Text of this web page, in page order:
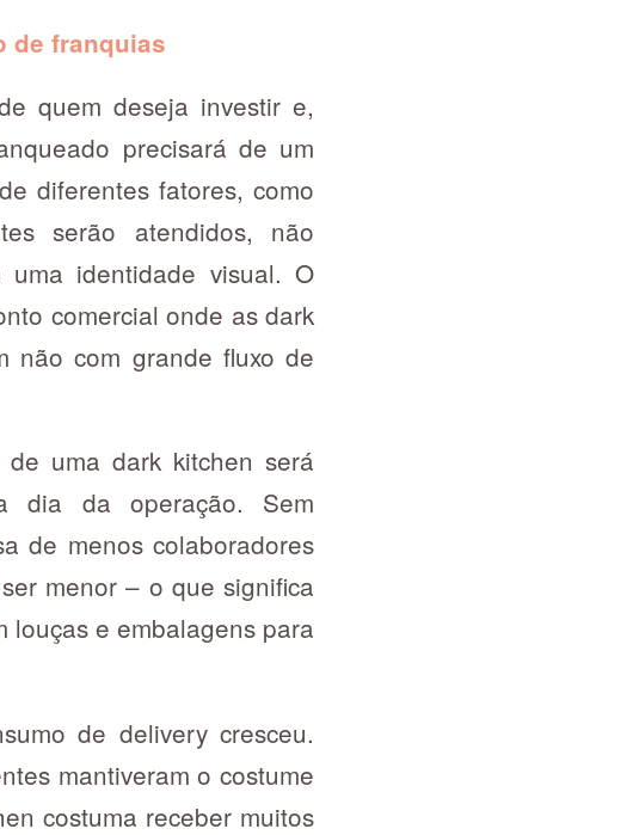
de franquias
quem deseja investir e,
precisará de um
diferentes fatores, como
serão atendidos, não
identidade visual. O
comercial onde as dark
não com grande fluxo de
uma dark kitchen será
dia da operação. Sem
de menos colaboradores
menor – o que significa
louças e embalagens para
de delivery cresceu.
mantiveram o costume
costuma receber muitos